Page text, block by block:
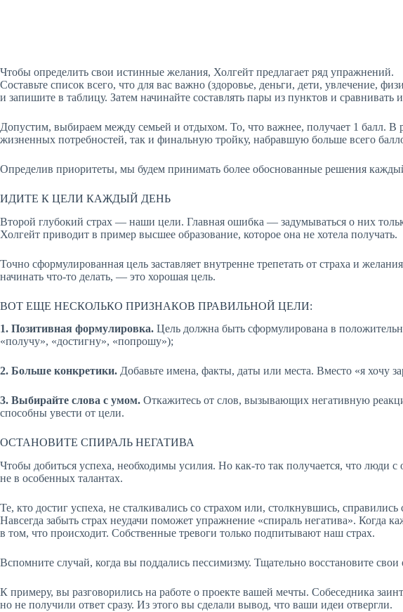
Чтобы определить свои истинные желания, Холгейт предлагает ряд упражнений.
Составьте список всего, что для вас важно (здоровье, деньги, дети, увлечение,
и запишите в таблицу. Затем начинайте составлять пары из пунктов и сравнивать
Допустим, выбираем между семьей и отдыхом. То, что важнее, получает 1 балл. В
жизненных потребностей, так и финальную тройку, набравшую больше всего
Определив приоритеты, мы будем принимать более обоснованные решения
ИДИТЕ К ЦЕЛИ КАЖДЫЙ ДЕНЬ
Второй глубокий страх — наши цели. Главная ошибка — задумываться о них
Холгейт приводит в пример высшее образование, которое она не хотела получать.
Точно сформулированная цель заставляет внутренне трепетать от страха и
начинать что-то делать, — это хорошая цель.
ВОТ ЕЩЕ НЕСКОЛЬКО ПРИЗНАКОВ ПРАВИЛЬНОЙ ЦЕЛИ:
1. Позитивная формулировка. Цель должна быть сформулирована в
«получу», «достигну», «попрошу»);
2. Больше конкретики. Добавьте имена, факты, даты или места. Вместо «я хочу
3. Выбирайте слова с умом. Откажитесь от слов, вызывающих негативную
способны увести от цели.
ОСТАНОВИТЕ СПИРАЛЬ НЕГАТИВА
Чтобы добиться успеха, необходимы усилия. Но как-то так получается, что
не в особенных талантах.
Те, кто достиг успеха, не сталкивались со страхом или, столкнувшись, справились
Навсегда забыть страх неудачи поможет упражнение «спираль негатива». Когда
в том, что происходит. Собственные тревоги только подпитывают наш страх.
Вспомните случай, когда вы поддались пессимизму. Тщательно восстановите
К примеру, вы разговорились на работе о проекте вашей мечты. Собеседника
но не получили ответ сразу. Из этого вы сделали вывод, что ваши идеи отвергли.